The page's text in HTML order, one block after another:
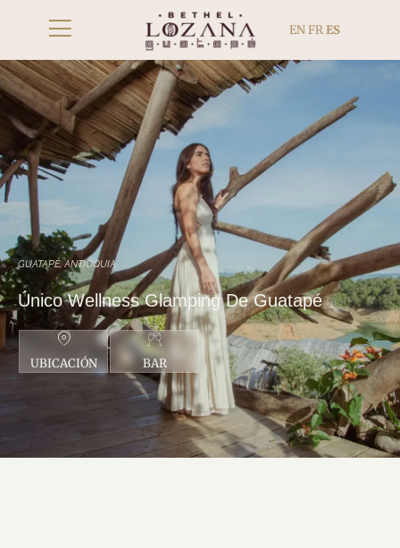
EN FR ES
GUATAPÉ, ANTIOQUIA
Único Wellness Glamping De Guatapé
UBICACIÓN BAR